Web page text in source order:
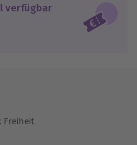
einlösbar.
verfügbar
Freiheit